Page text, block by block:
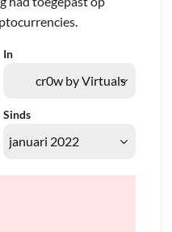
In
Sinds